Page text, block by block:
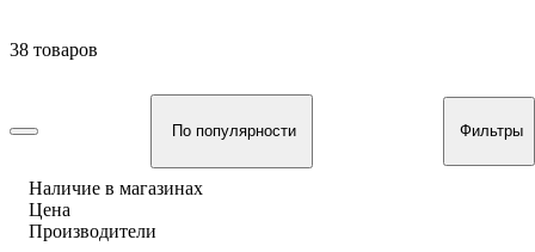
38 товаров
По популярности Фильтры
Наличие в магазинах
Цена
Производители